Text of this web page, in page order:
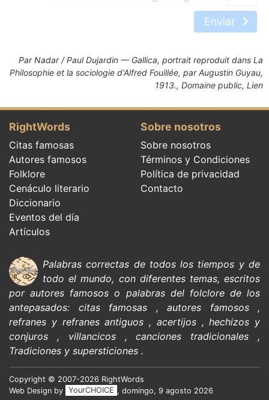
Enviar
ParNadar/Paul Dujardin — Gallica, portrait reproduit dans La
Philosophie et la sociologie d'Alfred Fouillée, par Augustin Guyau,
1913., Domaine public, Lien
RightWords
Citas famosas
Autores famosos
Folklore
Cenáculo literario
Diccionario
Eventos del día
Artículos
Sobre nosotros
Sobre nosotros
Términos y Condiciones
Política de privacidad
Contacto
Palabras correctas de todos los tiempos y de
todo el mundo, con diferentes temas, escritos
porautores famosos o palabras del folclore delos
antepasados: citas famosas , autores famosos,
refranes y refranes antiguos , acertijos,hechizos y
conjuros , villancicos,canciones tradicionales ,
Tradiciones y supersticiones .
Copyright © 2007-2026 RightWords
Web Design by
YourCHOICE , domingo, 9 agosto 2026